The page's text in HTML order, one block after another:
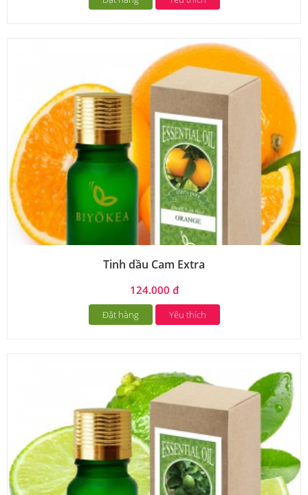
Tinh dầu Cam Extra
124.000 đ
Đặt hàng Yêu thích